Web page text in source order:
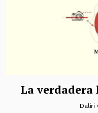
La verdadera
Daliri